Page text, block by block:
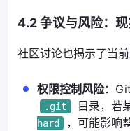
4.2 争议与风险：
社区讨论也揭示了当前
权限控制风险：
.git 目录，若
hard
，可能影响